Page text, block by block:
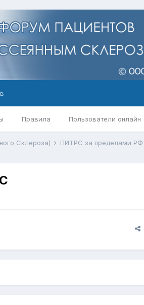
Правила Пользователи онлайн
Склероза) ПИТРС за пределами РФ